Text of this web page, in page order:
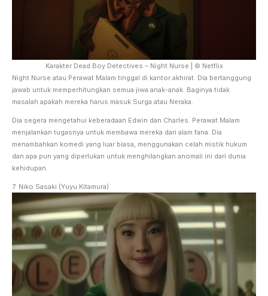
Karakter Dead Boy Detectives – Night Nurse | © Netflix
Night Nurse atau Perawat Malam tinggal di kantor akhirat. Dia bertanggung
jawab untuk memperhitungkan semua jiwa anak-anak. Baginya tidak
masalah apakah mereka harus masuk Surga atau Neraka.
Dia segera mengetahui keberadaan Edwin dan Charles. Perawat Malam
menjalankan tugasnya untuk membawa mereka dari alam fana. Dia
menambahkan komedi yang luar biasa, menggunakan celah mistik hukum
dan apa pun yang diperlukan untuk menghilangkan anomali ini dari dunia
kehidupan.
7. Niko Sasaki (Yuyu Kitamura)